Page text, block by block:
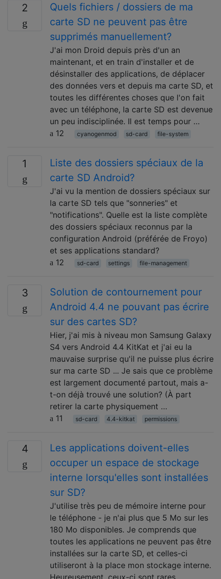
2
Quels fichiers / dossiers de ma
carte SD ne peuvent pas être
supprimés manuellement?
J'ai mon Droid depuis près d'un an
maintenant, et en train d'installer et de
désinstaller des applications, de déplacer
des données vers et depuis ma carte SD, et
toutes les différentes choses que l'on fait
avec un téléphone, la carte SD est devenue
un peu indisciplinée. Il est temps pour …
12
cyanogenmod sd-card file-system
1
Liste des dossiers spéciaux de la
carte SD Android?
J'ai vu la mention de dossiers spéciaux sur
la carte SD tels que "sonneries" et
"notifications". Quelle est la liste complète
des dossiers spéciaux reconnus par la
configuration Android (préférée de Froyo)
et ses applications standard?
12
sd-card settings file-management
3
Solution de contournement pour
Android 4.4 ne pouvant pas écrire
sur des cartes SD?
Hier, j'ai mis à niveau mon Samsung Galaxy
S4 vers Android 4.4 KitKat et j'ai eu la
mauvaise surprise qu'il ne puisse plus écrire
sur ma carte SD ... Je sais que ce problème
est largement documenté partout, mais a-
t-on déjà trouvé une solution? (À part
retirer la carte physiquement …
11
sd-card 4.4-kitkat permissions
4
Les applications doivent-elles
occuper un espace de stockage
interne lorsqu'elles sont installées
sur SD?
J'utilise très peu de mémoire interne pour
le téléphone - je n'ai plus que 5 Mo sur les
180 Mo disponibles. Je comprends que
toutes les applications ne peuvent pas être
installées sur la carte SD, et celles-ci
utiliseront à la place mon stockage interne.
Heureusement, ceux-ci sont rares.